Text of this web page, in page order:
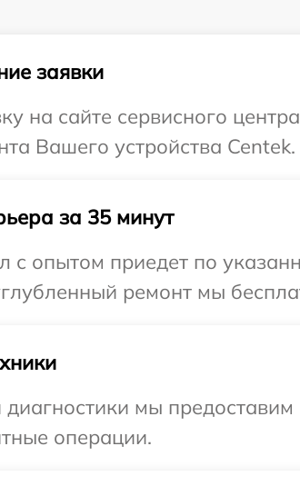
заявки
на сайте сервисного
Вашего устройства Centek.
за 35 минут
с опытом приедет по
ремонт мы
мы
операции.